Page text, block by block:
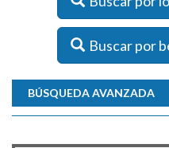
Buscar por
BÚSQUEDA AVANZADA